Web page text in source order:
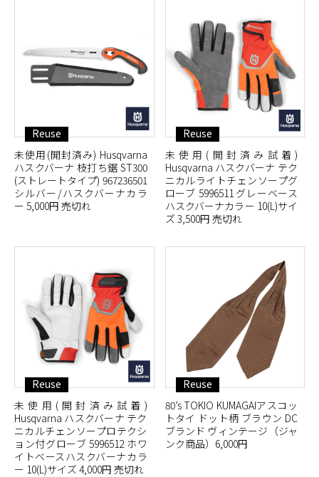
Reuse
未使用(開封済み) Husqvarna
ハスクバーナ 枝打ち鋸 ST300
(ストレートタイプ) 967236501
シルバー/ハスクバーナカラ
ー 5,000円 売切れ
Reuse
未使用(開封済み試着)
Husqvarna ハスクバーナ テク
ニカルライトチェンソープグ
ローブ 5996511 グレーベース
ハスクバーナカラー 10(L)サイ
ズ 3,500円 売切れ
Reuse
未使用(開封済み試着)
Husqvarna ハスクバーナ テク
ニカルチェンソープロテクシ
ョン付グローブ 5996512 ホワ
イトベースハスクバーナカラ
ー 10(L)サイズ 4,000円 売切れ
Reuse
80’s TOKIO KUMAGAIアスコッ
トタイ ドット柄 ブラウン DC
ブランド ヴィンテージ（ジャ
ンク商品）6,000円